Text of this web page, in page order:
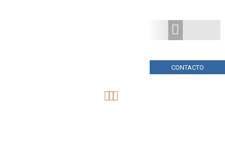
CONTACTO